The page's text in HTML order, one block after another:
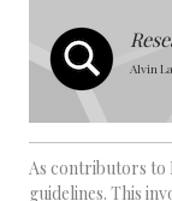
Alvin
As contributors to
guidelines. This